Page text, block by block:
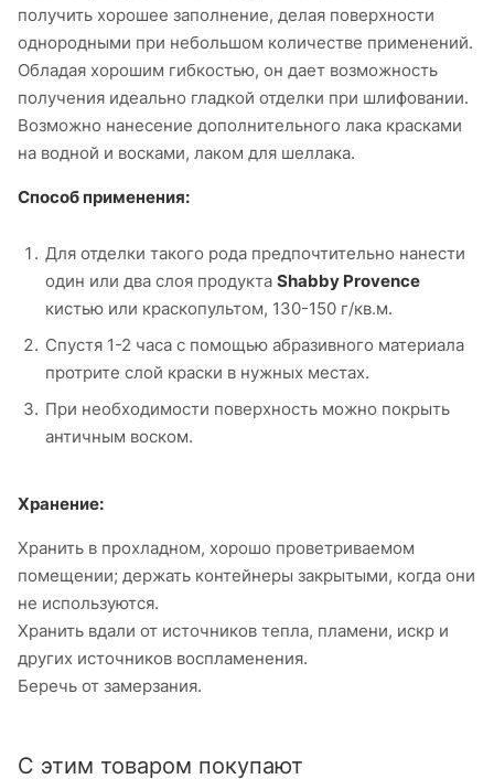
получить хорошее заполнение, делая поверхности
однородными при небольшом количестве применений.
Обладая хорошим гибкостью, он дает возможность
получения идеально гладкой отделки при шлифовании.
Возможно нанесение дополнительного лака красками
на водной и восками, лаком для шеллака.
Способ применения:
Для отделки такого рода предпочтительно нанести
один или два слоя продукта Shabby Provence
кистью или краскопультом, 130-150 г/кв.м.
Спустя 1-2 часа с помощью абразивного материала
протрите слой краски в нужных местах.
При необходимости поверхность можно покрыть
античным воском.
Хранение:
Хранить в прохладном, хорошо проветриваемом
помещении; держать контейнеры закрытыми, когда они
не используются.
Хранить вдали от источников тепла, пламени, искр и
других источников воспламенения.
Беречь от замерзания.
С этим товаром покупают